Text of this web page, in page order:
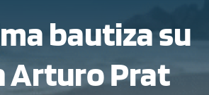
bautiza su
Arturo Prat